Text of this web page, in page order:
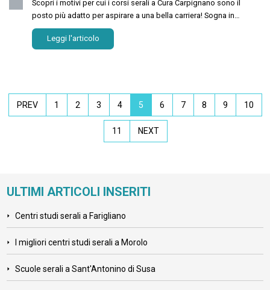
Scopri i motivi per cui i corsi serali a Cura Carpignano sono il
posto più adatto per aspirare a una bella carriera! Sogna in
grande!
Leggi l'articolo
PREV 1 2 3 4 5 6 7 8 9 10
11 NEXT
ULTIMI ARTICOLI INSERITI
Centri studi serali a Farigliano
I migliori centri studi serali a Morolo
Scuole serali a Sant'Antonino di Susa